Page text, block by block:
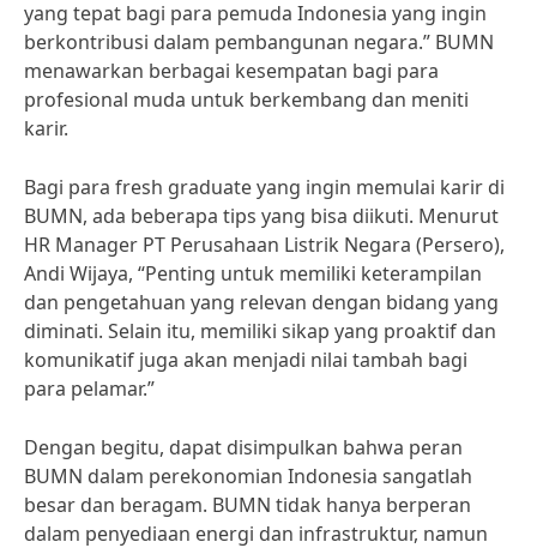
yang tepat bagi para pemuda Indonesia yang ingin
berkontribusi dalam pembangunan negara.” BUMN
menawarkan berbagai kesempatan bagi para
profesional muda untuk berkembang dan meniti
karir.
Bagi para fresh graduate yang ingin memulai karir di
BUMN, ada beberapa tips yang bisa diikuti. Menurut
HR Manager PT Perusahaan Listrik Negara (Persero),
Andi Wijaya, “Penting untuk memiliki keterampilan
dan pengetahuan yang relevan dengan bidang yang
diminati. Selain itu, memiliki sikap yang proaktif dan
komunikatif juga akan menjadi nilai tambah bagi
para pelamar.”
Dengan begitu, dapat disimpulkan bahwa peran
BUMN dalam perekonomian Indonesia sangatlah
besar dan beragam. BUMN tidak hanya berperan
dalam penyediaan energi dan infrastruktur, namun